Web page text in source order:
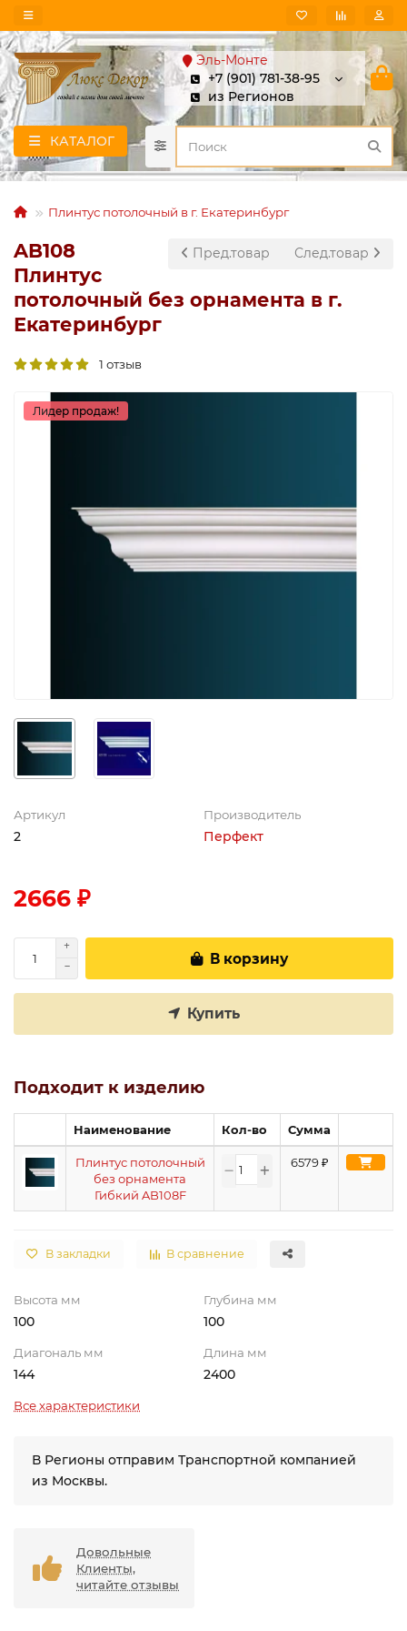
Эль-Монте
+7 (901) 781-38-95
из Регионов
КАТАЛОГ
Плинтус потолочный в г. Екатеринбург
Пред.товар След.товар
AB108
Плинтус
потолочный без орнамента в г.
Екатеринбург
1 отзыв
Лидер продаж!
Артикул
2
Производитель
Перфект
2666 ₽
В корзину
Купить
Подходит к изделию
Наименование Кол-во Сумма
Плинтус потолочный
без орнамента
Гибкий AB108F
6579₽
В закладки В сравнение
Высота мм
100
Глубина мм
100
Диагональ мм
144
Длина мм
2400
Все характеристики
В Регионы отправим Транспортной компанией
из Москвы.
Довольные
Клиенты,
читайте отзывы